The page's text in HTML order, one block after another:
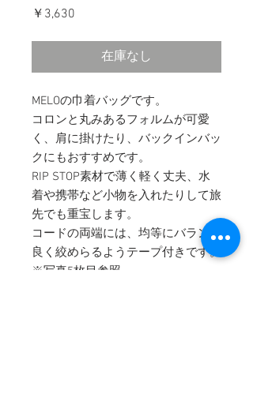
￥3,630
在庫なし
MELOの巾着バッグです。
コロンと丸みあるフォルムが可愛
く、肩に掛けたり、バックインバッ
クにもおすすめです。
RIP STOP素材で薄く軽く丈夫、水
着や携帯など小物を入れたりして旅
先でも重宝します。
コードの両端には、均等にバランス
良く絞めらるようテープ付きです。
※写真5枚目参照